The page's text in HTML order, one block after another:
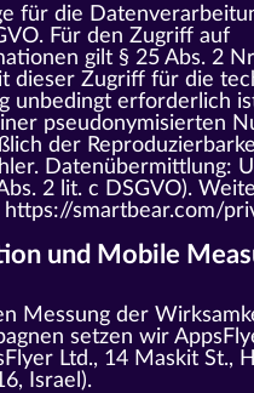
für die
Für den Zugriff auf
gilt § 25 Abs. 2
dieser Zugriff für die
unbedingt erforderlich
pseudonymisierten
der
Datenübermittlung:
2 lit. c DSGVO).
https://smartbear.com/
und Mobile
Messung der
setzen wir
Ltd., 14 Maskit St.,
Israel).